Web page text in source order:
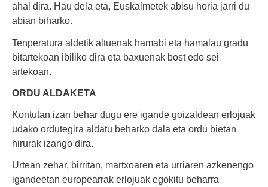
ahal dira. Hau dela eta, Euskalmetek abisu horia jarri du
abian biharko.
Tenperatura aldetik altuenak hamabi eta hamalau gradu
bitartekoan ibiliko dira eta baxuenak bost edo sei
artekoan.
ORDU ALDAKETA
Kontutan izan behar dugu ere igande goizaldean erlojuak
udako ordutegira aldatu beharko dala eta ordu bietan
hirurak izango dira.
Urtean zehar, birritan, martxoaren eta urriaren azkenengo
igandeetan europearrak erlojuak egokitu beharra